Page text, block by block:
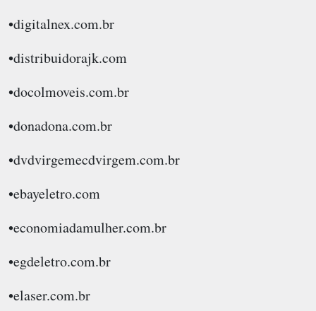
•digitalnex.com.br
•distribuidorajk.com
•docolmoveis.com.br
•donadona.com.br
•dvdvirgemecdvirgem.com.br
•ebayeletro.com
•economiadamulher.com.br
•egdeletro.com.br
•elaser.com.br